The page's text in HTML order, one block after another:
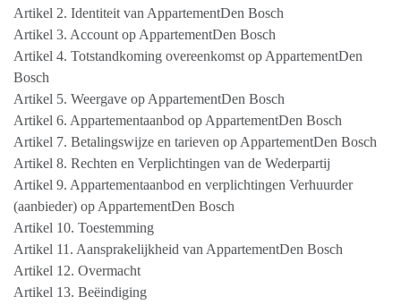
Artikel 2. Identiteit van AppartementDen Bosch
Artikel 3. Account op AppartementDen Bosch
Artikel 4. Totstandkoming overeenkomst op AppartementDen
Bosch
Artikel 5. Weergave op AppartementDen Bosch
Artikel 6. Appartementaanbod op AppartementDen Bosch
Artikel 7. Betalingswijze en tarieven op AppartementDen Bosch
Artikel 8. Rechten en Verplichtingen van de Wederpartij
Artikel 9. Appartementaanbod en verplichtingen Verhuurder
(aanbieder) op AppartementDen Bosch
Artikel 10. Toestemming
Artikel 11. Aansprakelijkheid van AppartementDen Bosch
Artikel 12. Overmacht
Artikel 13. Beëindiging